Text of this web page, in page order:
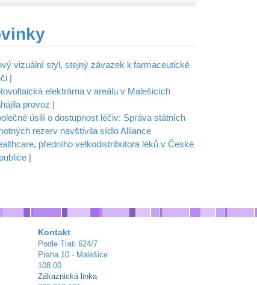
vizuální styl, stejný závazek k farmaceutické
|
elektrárna v areálu v Malešicích
provoz |
úsilí o dostupnost léčiv: Správa státních
rezerv navštívila sídlo Alliance
předního velkodistributora léků v České
|
Kontakt
Podle Trati 624/7
Praha 10 - Malešice
108 00
Zákaznická linka